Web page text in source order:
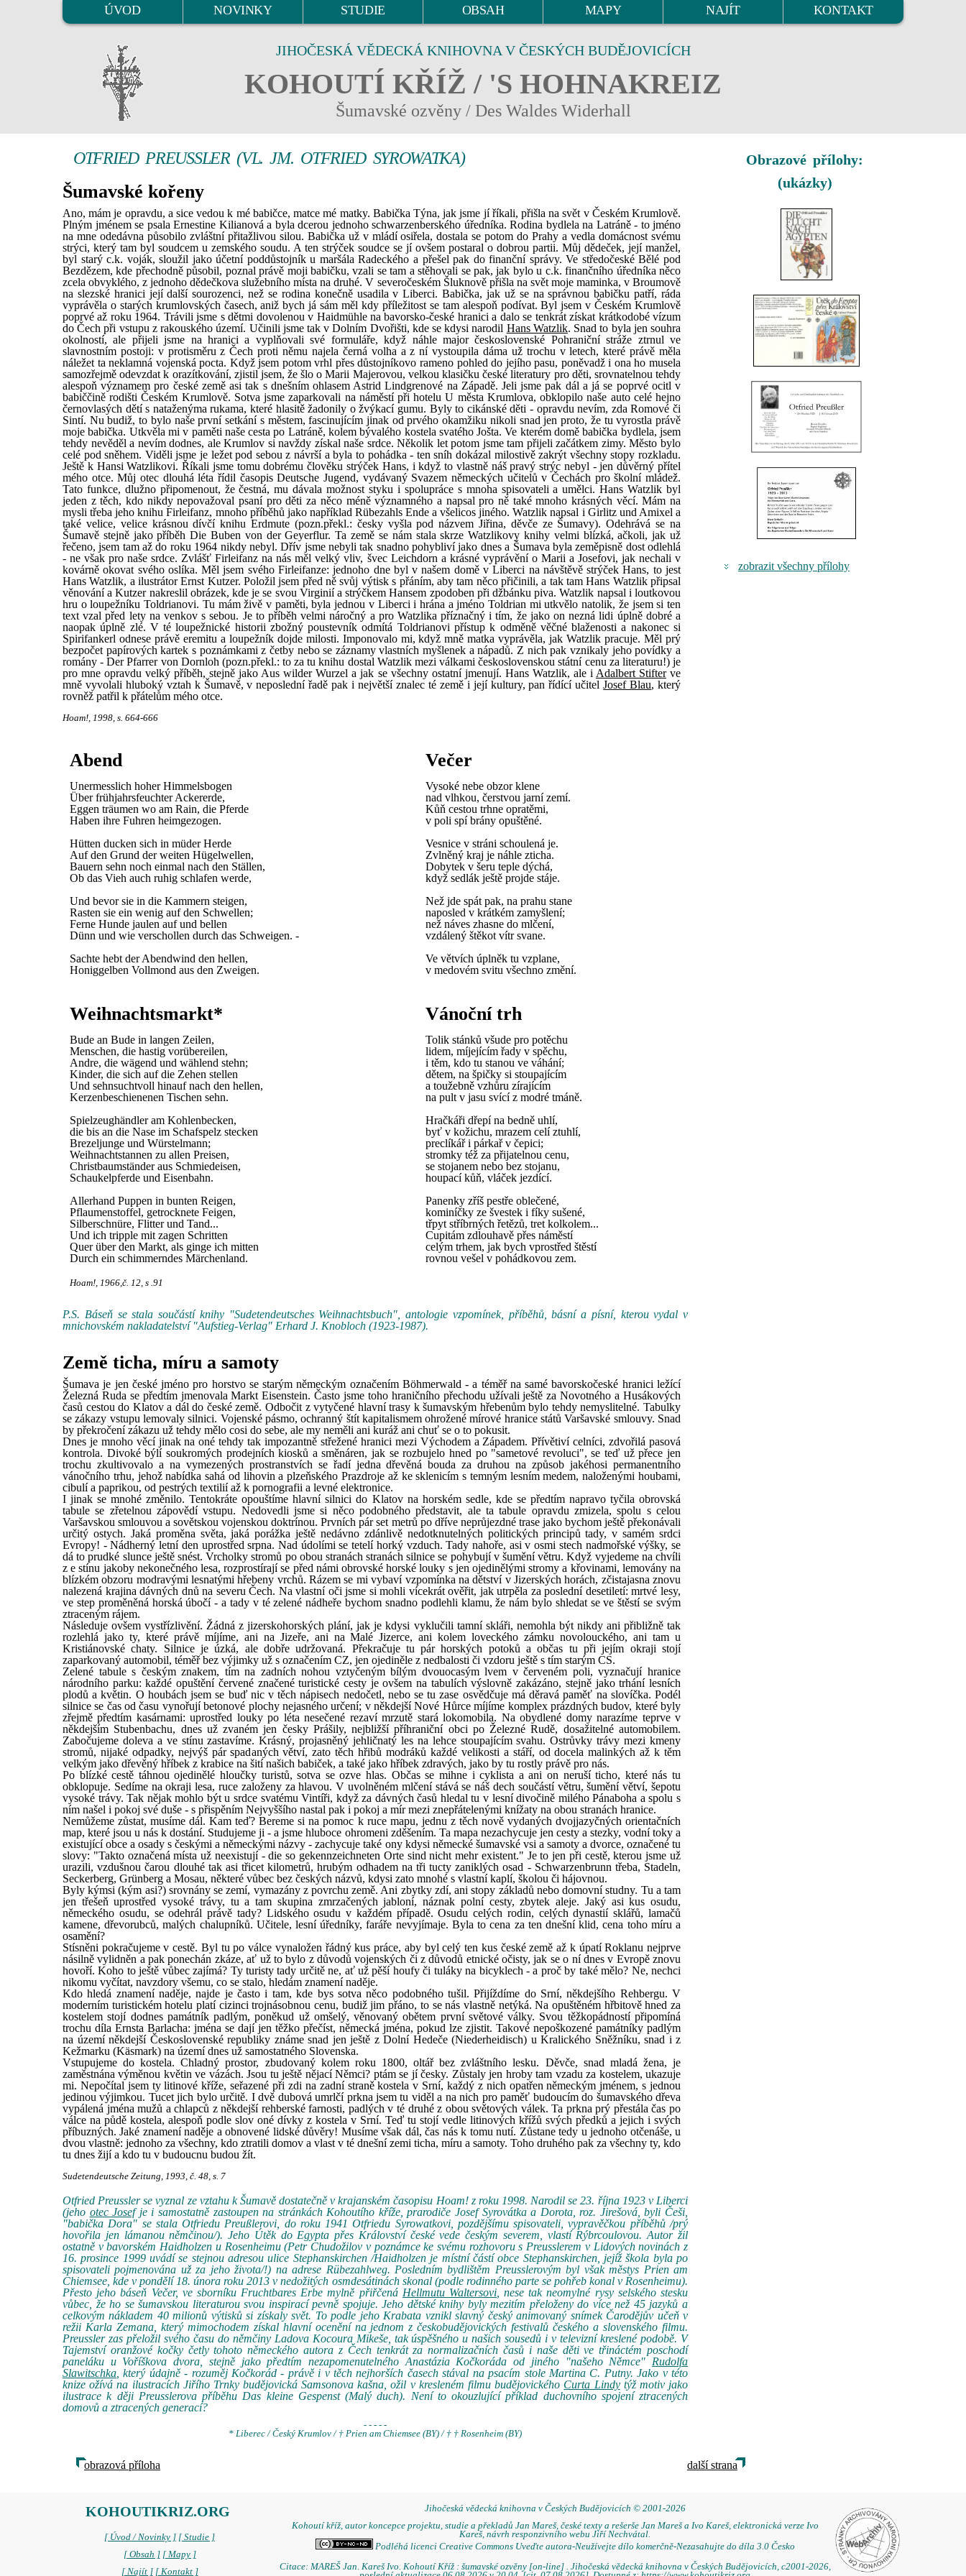
ÚVOD NOVINKY STUDIE OBSAH MAPY NAJÍT KONTAKT
JIHOČESKÁ VĚDECKÁ KNIHOVNA V ČESKÝCH BUDĚJOVICÍCH
KOHOUTÍ KŘÍŽ / 'S HOHNAKREIZ
Šumavské ozvěny / Des Waldes Widerhall
OTFRIED PREUSSLER (VL. JM. OTFRIED SYROWATKA)
Šumavské kořeny
Ano, mám je opravdu, a sice vedou k mé babičce, matce mé matky. Babička Týna, jak jsme jí říkali, přišla na svět v Českém Krumlově.
Plným jménem se psala Ernestine Kilianová a byla dcerou jednoho schwarzenberského úředníka. Rodina bydlela na Latráně - to jméno
na mne odedávna působilo zvláštní přitažlivou silou. Babička už v mládí osiřela, dostala se potom do Prahy a vedla domácnost svému
strýci, který tam byl soudcem u zemského soudu. A ten strýček soudce se jí ovšem postaral o dobrou partii. Můj dědeček, její manžel,
byl starý c.k. voják, sloužil jako účetní poddůstojník u maršála Radeckého a přešel pak do finanční správy. Ve středočeské Bělé pod
Bezdězem, kde přechodně působil, poznal právě moji babičku, vzali se tam a stěhovali se pak, jak bylo u c.k. finančního úředníka něco
zcela obvyklého, z jednoho dědečkova služebního místa na druhé. V severočeském Šluknově přišla na svět moje maminka, v Broumově
na slezské hranici její další sourozenci, než se rodina konečně usadila v Liberci. Babička, jak už se na správnou babičku patří, ráda
vyprávěla o starých krumlovských časech, aniž bych já sám měl kdy příležitost se tam alespoň podívat. Byl jsem v Českém Krumlově
poprvé až roku 1964. Trávili jsme s dětmi dovolenou v Haidmühle na bavorsko-české hranici a dalo se tenkrát získat krátkodobé vízum
do Čech při vstupu z rakouského území. Učinili jsme tak v Dolním Dvořišti, kde se kdysi narodil Hans Watzlik. Snad to byla jen souhra
okolností, ale přijeli jsme na hranici a vyplňovali své formuláře, když náhle major československé Pohraniční stráže ztrnul ve
slavnostním postoji: v protisměru z Čech proti němu najela černá volha a z ní vystoupila dáma už trochu v letech, které právě měla
náležet ta neklamná vojenská pocta. Když jsem potom vrhl přes důstojníkovo rameno pohled do jejího pasu, poněvadž i ona ho musela
samozřejmě odevzdat k orazítkování, zjistil jsem, že šlo o Marii Majerovou, velkou klasičku české literatury pro děti, srovnatelnou tehdy
alespoň významem pro české země asi tak s dnešním ohlasem Astrid Lindgrenové na Západě. Jeli jsme pak dál a já se poprvé ocitl v
babiččině rodišti Českém Krumlově. Sotva jsme zaparkovali na náměstí při hotelu U města Krumlova, obklopilo naše auto celé hejno
černovlasých dětí s nataženýma rukama, které hlasitě žadonily o žvýkací gumu. Byly to cikánské děti - opravdu nevím, zda Romové či
Sintí. Nu budiž, to bylo naše první setkání s městem, fascinujícím jinak od prvého okamžiku nikoli snad jen proto, že tu vyrostla právě
moje babička. Utkvěla mi v paměti naše cesta po Latráně, kolem bývalého kostela svatého Jošta. Ve kterém domě babička bydlela, jsem
tehdy nevěděl a nevím dodnes, ale Krumlov si navždy získal naše srdce. Několik let potom jsme tam přijeli začátkem zimy. Město bylo
celé pod sněhem. Viděli jsme je ležet pod sebou z návrší a byla to pohádka - ten sníh dokázal milostivě zakrýt všechny stopy rozkladu.
Ještě k Hansi Watzlikovi. Říkali jsme tomu dobrému člověku strýček Hans, i když to vlastně náš pravý strýc nebyl - jen důvěrný přítel
mého otce. Můj otec dlouhá léta řídil časopis Deutsche Jugend, vydávaný Svazem německých učitelů v Čechách pro školní mládež.
Tato funkce, dlužno připomenout, že čestná, mu dávala možnost styku i spolupráce s mnoha spisovateli a umělci. Hans Watzlik byl
jeden z těch, kdo nikdy nepovažoval psaní pro děti za něco méně významného a napsal pro ně také mnoho krásných věcí. Mám na
mysli třeba jeho knihu Firleifanz, mnoho příběhů jako například Rübezahls Ende a všelicos jiného. Watzlik napsal i Girlitz und Amixel a
také velice, velice krásnou dívčí knihu Erdmute (pozn.překl.: česky vyšla pod názvem Jiřina, děvče ze Šumavy). Odehrává se na
Šumavě stejně jako příběh Die Buben von der Geyerflur. Ta země se nám stala skrze Watzlikovy knihy velmi blízká, ačkoli, jak už
řečeno, jsem tam až do roku 1964 nikdy nebyl. Dřív jsme nebyli tak snadno pohybliví jako dnes a Šumava byla zeměpisně dost odlehlá
- ne však pro naše srdce. Zvlášť Firleifanz na nás měl velký vliv, švec Leichdorn a krásné vyprávění o Marii a Josefovi, jak nechali v
kovárně okovat svého oslíka. Měl jsem svého Firleifanze: jednoho dne byl v našem domě v Liberci na návštěvě strýček Hans, to jest
Hans Watzlik, a ilustrátor Ernst Kutzer. Položil jsem před ně svůj výtisk s přáním, aby tam něco přičinili, a tak tam Hans Watzlik připsal
věnování a Kutzer nakreslil obrázek, kde je se svou Virginií a strýčkem Hansem zpodoben při džbánku piva. Watzlik napsal i loutkovou
hru o loupežníku Toldrianovi. Tu mám živě v paměti, byla jednou v Liberci i hrána a jméno Toldrian mi utkvělo natolik, že jsem si ten
text vzal před lety na venkov s sebou. Je to příběh velmi náročný a pro Watzlika příznačný i tím, že jako on nezná lidi úplně dobré a
naopak úplně zlé. V té loupežnické historii zbožný poustevník odmítá Toldrianovi přístup k odměně věčné blaženosti a nakonec si
Spirifankerl odnese právě eremitu a loupežník dojde milosti. Imponovalo mi, když mně matka vyprávěla, jak Watzlik pracuje. Měl prý
bezpočet papírových kartek s poznámkami z četby nebo se záznamy vlastních myšlenek a nápadů. Z nich pak vznikaly jeho povídky a
romány - Der Pfarrer von Dornloh (pozn.překl.: to za tu knihu dostal Watzlik mezi válkami československou státní cenu za literaturu!) je
pro mne opravdu velký příběh, stejně jako Aus wilder Wurzel a jak se všechny ostatní jmenují. Hans Watzlik, ale i Adalbert Stifterve
mně vyvolali hluboký vztah k Šumavě, v neposlední řadě pak i největší znalec té země i její kultury, pan řídící učitelJosef Blau, který
rovněž patřil k přátelům mého otce.
Hoam!, 1998, s. 664-666
Abend
Unermesslich hoher Himmelsbogen
Über frühjahrsfeuchter Ackererde,
Eggen träumen wo am Rain, die Pferde
Haben ihre Fuhren heimgezogen.
Hütten ducken sich in müder Herde
Auf den Grund der weiten Hügelwellen,
Bauern sehn noch einmal nach den Ställen,
Ob das Vieh auch ruhig schlafen werde,
Und bevor sie in die Kammern steigen,
Rasten sie ein wenig auf den Schwellen;
Ferne Hunde jaulen auf und bellen
Dünn und wie verschollen durch das Schweigen. -
Sachte hebt der Abendwind den hellen,
Honiggelben Vollmond aus den Zweigen.
Večer
Vysoké nebe obzor klene
nad vlhkou, čerstvou jarní zemí.
Kůň cestou trhne opratěmi,
v poli spí brány opuštěné.
Vesnice v stráni schoulená je.
Zvlněný kraj je náhle zticha.
Dobytek v šeru teple dýchá,
když sedlák ještě projde stáje.
Než jde spát pak, na prahu stane
naposled v krátkém zamyšlení;
než náves zhasne do mlčení,
vzdálený štěkot vítr svane.
Ve větvích úplněk tu vzplane,
v medovém svitu všechno změní.
Weihnachtsmarkt*
Bude an Bude in langen Zeilen,
Menschen, die hastig vorübereilen,
Andre, die wägend und wählend stehn;
Kinder, die sich auf die Zehen stellen
Und sehnsuchtvoll hinauf nach den hellen,
Kerzenbeschienenen Tischen sehn.
Spielzeughändler am Kohlenbecken,
die bis an die Nase im Schafspelz stecken
Brezeljunge und Würstelmann;
Weihnachtstannen zu allen Preisen,
Christbaumständer aus Schmiedeisen,
Schaukelpferde und Eisenbahn.
Allerhand Puppen in bunten Reigen,
Pflaumenstoffel, getrocknete Feigen,
Silberschnüre, Flitter und Tand...
Und ich tripple mit zagen Schritten
Quer über den Markt, als ginge ich mitten
Durch ein schimmerndes Märchenland.
Vánoční trh
Tolik stánků všude pro potěchu
lidem, míjejícím řady v spěchu,
i těm, kdo tu stanou ve váhání;
dětem, na špičky si stoupajícím
a toužebně vzhůru zírajícím
na pult v jasu svící z modré tmáně.
Hračkáři dřepí na bedně uhlí,
byť v kožichu, mrazem celí ztuhlí,
preclíkář i párkař v čepici;
stromky též za přijatelnou cenu,
se stojanem nebo bez stojanu,
houpací kůň, vláček jezdící.
Panenky zříš pestře oblečené,
kominíčky ze švestek i fíky sušené,
třpyt stříbrných řetězů, tret kolkolem...
Cupitám zdlouhavě přes náměstí
celým trhem, jak bych vprostřed štěstí
rovnou vešel v pohádkovou zem.
Hoam!, 1966,č. 12, s .91
P.S. Báseň se stala součástí knihy "Sudetendeutsches Weihnachtsbuch", antologie vzpomínek, příběhů, básní a písní, kterou vydal v
mnichovském nakladatelství "Aufstieg-Verlag" Erhard J. Knobloch (1923-1987).
Země ticha, míru a samoty
Šumava je jen české jméno pro horstvo se starým německým označením Böhmerwald - a téměř na samé bavorskočeské hranici ležící
Železná Ruda se předtím jmenovala Markt Eisenstein. Často jsme toho hraničního přechodu užívali ještě za Novotného a Husákových
časů cestou do Klatov a dál do české země. Odbočit z vytyčené hlavní trasy k šumavským hřebenům bylo tehdy nemyslitelné. Tabulky
se zákazy vstupu lemovaly silnici. Vojenské pásmo, ochranný štít kapitalismem ohrožené mírové hranice států Varšavské smlouvy. Snad
by překročení zákazu už tehdy mělo cosi do sebe, ale my neměli ani kuráž ani chuť se o to pokusit.
Dnes je mnoho věcí jinak na oné tehdy tak impozantně střežené hranici mezi Východem a Západem. Přívětiví celníci, zdvořilá pasová
kontrola. Divoké býlí soukromých prodejních kiosků a směnáren, jak se rozbujelo hned po "sametové revoluci", se teď už přece jen
trochu zkultivovalo a na vymezených prostranstvích se řadí jedna dřevěná bouda za druhou na způsob jakéhosi permanentního
vánočního trhu, jehož nabídka sahá od lihovin a plzeňského Prazdroje až ke sklenicím s temným lesním medem, naloženými houbami,
cibulí a paprikou, od pestrých textilií až k pornografii a levné elektronice.
I jinak se mnohé změnilo. Tentokráte opouštíme hlavní silnici do Klatov na horském sedle, kde se předtím napravo tyčila obrovská
tabule se zřetelnou zápovědí vstupu. Nedovedli jsme si něco podobného představit, ale ta tabule opravdu zmizela, spolu s celou
Varšavskou smlouvou a sovětskou vojenskou doktrínou. Prvních pár set metrů po dříve neprůjezdné trase jako bychom ještě překonávali
určitý ostych. Jaká proměna světa, jaká porážka ještě nedávno zdánlivě nedotknutelných politických principů tady, v samém srdci
Evropy! - Nádherný letní den uprostřed srpna. Nad údolími se tetelí horký vzduch. Tady nahoře, asi v osmi stech nadmořské výšky, se
dá to prudké slunce ještě snést. Vrcholky stromů po obou stranách stranách silnice se pohybují v šumění větru. Když vyjedeme na chvíli
z e stínu jakoby nekonečného lesa, rozprostírají se před námi obrovské horské louky s jen ojedinělými stromy a křovinami, lemovány na
blízkém obzoru modravými lesnatými hřebeny vrchů. Rázem se mi vybaví vzpomínka na dětství v Jizerských horách, zčistajasna znovu
nalezená krajina dávných dnů na severu Čech. Na vlastní oči jsme si mohli vícekrát ověřit, jak utrpěla za poslední desetiletí: mrtvé lesy,
ve step proměněná horská úbočí - a tady v té zelené nádheře bychom snadno podlehli klamu, že nám bylo shledat se ve štěstí se svým
ztraceným rájem.
Následuje ovšem vystřízlivění. Žádná z jizerskohorských plání, jak je kdysi vyklučili tamní skláři, nemohla být nikdy ani přibližně tak
rozlehlá jako ty, které právě míjíme, ani na Jizeře, ani na Malé Jizerce, ani kolem loveckého zámku novolouckého, ani tam u
Kristiánovské chaty. Silnice je úzká, ale dobře udržovaná. Překračuje tu pár horských potoků a občas tu při jejím okraji stojí
zaparkovaný automobil, téměř bez výjimky už s označením CZ, jen ojediněle z nedbalosti či vzdoru ještě s tím starým CS.
Zelené tabule s českým znakem, tím na zadních nohou vztyčeným bílým dvouocasým lvem v červeném poli, vyznačují hranice
národního parku: každé opuštění červené značené turistické cesty je ovšem na tabulích výslovně zakázáno, stejně jako trhání lesních
plodů a květin. O houbách jsem se buď nic v těch nápisech nedočetl, nebo se tu zase osvědčuje má děravá paměť na slovíčka. Podél
silnice se čas od času vynořují betonové plochy nejasného určení; v někdejší Nové Hůrce míjíme komplex prázdných budov, které byly
zřejmě předtím kasárnami: uprostřed louky po léta nesečené rezaví mrzutě stará lokomobila. Na obydlené domy narazíme teprve v
někdejším Stubenbachu, dnes už zvaném jen česky Prášily, nejbližší příhraniční obci po Železné Rudě, dosažitelné automobilem.
Zabočujeme doleva a ve stínu zastavíme. Krásný, projasněný jehličnatý les na lehce stoupajícím svahu. Ostrůvky trávy mezi kmeny
stromů, nijaké odpadky, nejvýš pár spadaných větví, zato těch hřibů modráků každé velikosti a stáří, od docela malinkých až k těm
velkým jako dřevěný hříbek z krabice na šití našich babiček, a také jako hříbek zdravých, jako by tu rostly právě pro nás.
Po blízké cestě táhnou ojedinělé hloučky turistů, sotva se ozve hlas. Občas se mihne i cyklista a ani on neruší ticho, které nás tu
obklopuje. Sedíme na okraji lesa, ruce založeny za hlavou. V uvolněném mlčení stává se náš dech součástí větru, šumění větví, šepotu
vysoké trávy. Tak nějak mohlo být u srdce svatému Vintíři, když za dávných časů hledal tu v lesní divočině milého Pánaboha a spolu s
ním našel i pokoj své duše - s přispěním Nejvyššího nastal pak i pokoj a mír mezi znepřátelenými knížaty na obou stranách hranice.
Nemůžeme zůstat, musíme dál. Kam teď? Bereme si na pomoc k ruce mapu, jednu z těch nově vydaných dvojjazyčných orientačních
map, které jsou u nás k dostání. Studujeme ji - a jsme hluboce ohromeni zděšením. Ta mapa nezachycuje jen cesty a stezky, vodní toky a
existující obce a osady s českými a německými názvy - zachycuje také ony kdysi německé šumavské vsi a samoty a dvorce, označené tu
slovy: "Takto označená místa už neexistují - die so gekennzeichneten Orte sind nicht mehr existent." Je to jen při cestě, kterou jsme už
urazili, vzdušnou čarou dlouhé tak asi třicet kilometrů, hrubým odhadem na tři tucty zaniklých osad - Schwarzenbrunn třeba, Stadeln,
Seckerberg, Grünberg a Mosau, některé vůbec bez českých názvů, kdysi zato mnohé s vlastní kaplí, školou či hájovnou.
Byly kýmsi (kým asi?) srovnány se zemí, vymazány z povrchu země. Ani zbytky zdí, ani stopy základů nebo domovní studny. Tu a tam
jen třešeň uprostřed vysoké trávy, tu a tam skupina zmrzačených jabloní, náznak polní cesty, zbytek aleje. Jaký asi kus osudu,
německého osudu, se odehrál právě tady? Lidského osudu v každém případě. Osudu celých rodin, celých dynastií sklářů, lamačů
kamene, dřevorubců, malých chalupníků. Učitele, lesní úředníky, faráře nevyjímaje. Byla to cena za ten dnešní klid, cena toho míru a
osamění?
Stísněni pokračujeme v cestě. Byl tu po válce vynaložen řádný kus práce, aby byl celý ten kus české země až k úpatí Roklanu nejprve
násilně vylidněn a pak ponechán zkáze, ať už to bylo z důvodů vojenských či z důvodů etnické očisty, jak se o ní dnes v Evropě znovu
hovoří. Koho to ještě vůbec zajímá? Ty turisty tady určitě ne, ať už pěší houfy či tuláky na bicyklech - a proč by také mělo? Ne, nechci
nikomu vyčítat, navzdory všemu, co se stalo, hledám znamení naděje.
Kdo hledá znamení naděje, najde je často i tam, kde bys sotva něco podobného tušil. Přijíždíme do Srní, někdejšího Rehbergu. V
moderním turistickém hotelu platí cizinci trojnásobnou cenu, budiž jim přáno, to se nás vlastně netýká. Na opuštěném hřbitově hned za
kostelem stojí dodnes památník padlým, poněkud už omšelý, věnovaný obětem první světové války. Svou těžkopádností připomíná
trochu díla Ernsta Barlacha: jména se dají jen těžko přečíst, německá jména, pokud lze zjistit. Takové nepoškozené památníky padlým
na území někdejší Československé republiky známe snad jen ještě z Dolní Hedeče (Niederheidisch) u Kralického Sněžníku, snad i z
Kežmarku (Käsmark) na území dnes už samostatného Slovenska.
Vstupujeme do kostela. Chladný prostor, zbudovaný kolem roku 1800, oltář bez zvláštního lesku. Děvče, snad mladá žena, je
zaměstnána výměnou květin ve vázách. Jsou tu ještě nějací Němci? ptám se jí česky. Zůstaly jen hroby tam vzadu za kostelem, ukazuje
mi. Nepočítal jsem ty litinové kříže, seřazené při zdi na zadní straně kostela v Srní, každý z nich opatřen německým jménem, s jednou
jedinou výjimkou. Tucet jich bylo určitě. I dvě dubová umrlčí prkna jsem tu viděl a na nich pro paměť budoucím do šumavského dřeva
vypálená jména mužů a chlapců z někdejší rehberské farnosti, padlých v té druhé z obou světových válek. Ta prkna prý přestála čas po
válce na půdě kostela, alespoň podle slov oné dívky z kostela v Srní. Teď tu stojí vedle litinových křížů svých předků a jejich i svých
příbuzných. Jaké znamení naděje a obnovené lidské důvěry! Musíme však dál, čas nás k tomu nutí. Zůstane tedy u jednoho otčenáše, u
dvou vlastně: jednoho za všechny, kdo ztratili domov a vlast v té dnešní zemi ticha, míru a samoty. Toho druhého pak za všechny ty, kdo
tu dnes žijí a kdo tu v budoucnu budou žít.
Sudetendeutsche Zeitung, 1993, č. 48, s. 7
Otfried Preussler se vyznal ze vztahu k Šumavě dostatečně v krajanském časopisu Hoam! z roku 1998. Narodil se 23. října 1923 v Liberci
(jeho otec Josefje i samostatně zastoupen na stránkách Kohoutího kříže, prarodiče Josef Syrovátka a Dorota, roz. Jirešová, byli Češi,
"babička Dora" se stala Otfriedu Preußlerovi, do roku 1941 Otfriedu Syrowatkovi, pozdějšímu spisovateli, vypravěčkou příběhů /prý
hovořila jen lámanou němčinou/). Jeho Útěk do Egypta přes Království české vede českým severem, vlastí Rýbrcoulovou. Autor žil
ostatně v bavorském Haidholzen u Rosenheimu (Petr Chudožilov v poznámce ke svému rozhovoru s Preusslerem v Lidových novinách z
16. prosince 1999 uvádí se stejnou adresou ulice Stephanskirchen /Haidholzen je místní částí obce Stephanskirchen, jejíž škola byla po
spisovateli pojmenována už za jeho života/!) na adrese Rübezahlweg. Posledním bydlištěm Preusslerovým byl však městys Prien am
Chiemsee, kde v pondělí 18. února roku 2013 v nedožitých osmdesátinách skonal (podle rodinného parte se pohřeb konal v Rosenheimu).
Přesto jeho báseň Večer, ve sborníku Fruchtbares Erbe mylně přiřčená Hellmutu Waltersovi, nese tak neomylné rysy selského stesku
vůbec, že ho se šumavskou literaturou svou inspirací pevně spojuje. Jeho dětské knihy byly mezitím přeloženy do více než 45 jazyků a
celkovým nákladem 40 milionů výtisků si získaly svět. To podle jeho Krabata vznikl slavný český animovaný snímek Čarodějův učeň v
režii Karla Zemana, který mimochodem získal hlavní ocenění na jednom z českobudějovických festivalů českého a slovenského filmu.
Preussler zas přeložil svého času do němčiny Ladova Kocoura Mikeše, tak úspěšného u našich sousedů i v televizní kreslené podobě. V
Tajemství oranžové kočky četly tohoto německého autora z Čech tenkrát za normalizačních časů i naše děti ve třináctém poschodí
paneláku u Voříškova dvora, stejně jako předtím nezapomenutelného Anastázia Kočkoráda od jiného "našeho Němce" Rudolfa
Slawitschka , který údajně - rozuměj Kočkorád - právě i v těch nejhorších časech stával na psacím stole Martina C. Putny. Jako v této
knize ožívá na ilustracích Jiřího Trnky budějovická Samsonova kašna, ožil v kresleném filmu budějovického Curta Lindytýž motiv jako
ilustrace k ději Preusslerova příběhu Das kleine Gespenst (Malý duch). Není to okouzlující příklad duchovního spojení ztracených
domovů a ztracených generací?
- - - - -
* Liberec / Český Krumlov / † Prien am Chiemsee (BY) / † † Rosenheim (BY)
Obrazové přílohy:
(ukázky)
zobrazit všechny přílohy
obrazová příloha další strana
KOHOUTIKRIZ.ORG
[ Úvod / Novinky ] [ Studie ]
[ Obsah ] [ Mapy ]
[ Najít ] [ Kontakt ]
Jihočeská vědecká knihovna v Českých Budějovicích © 2001-2026
Kohoutí kříž, autor koncepce projektu, studie a překladů Jan Mareš, české texty a rešerše Jan Mareš a Ivo Kareš, elektronická verze Ivo
Kareš, návrh responzivního webu Jiří Nechvátal.
Podléhá licenci Creative Commons Uveďte autora-Neužívejte dílo komerčně-Nezasahujte do díla 3.0 Česko
Citace: MAREŠ Jan. Kareš Ivo. Kohoutí Kříž : šumavské ozvěny [on-line] . Jihočeská vědecká knihovna v Českých Budějovicích, c2001-2026,